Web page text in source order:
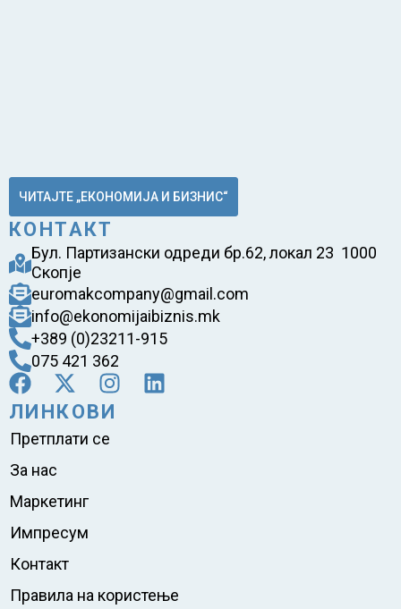
ЧИТАЈТЕ „ЕКОНОМИЈА И БИЗНИС“
КОНТАКТ
Бул. Партизански одреди бр.62, локал 23 1000
Скопје
euromakcompany@gmail.com
info@ekonomijaibiznis.mk
+389 (0)23211-915
075 421 362
ЛИНКОВИ
Претплати се
За нас
Маркетинг
Импресум
Контакт
Правила на користење